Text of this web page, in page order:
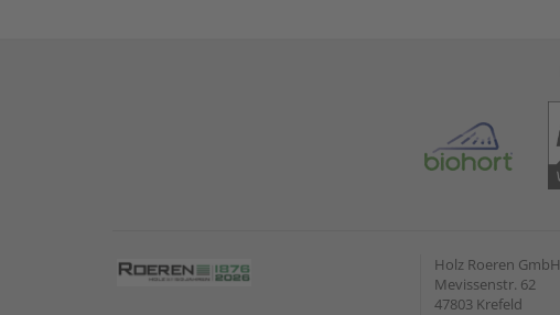
Holz Roeren GmbH
Mevissenstr. 62
47803 Krefeld